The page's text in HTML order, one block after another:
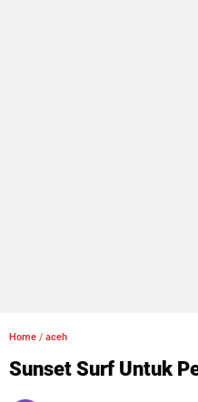
Home / aceh
Sunset Surf Untuk